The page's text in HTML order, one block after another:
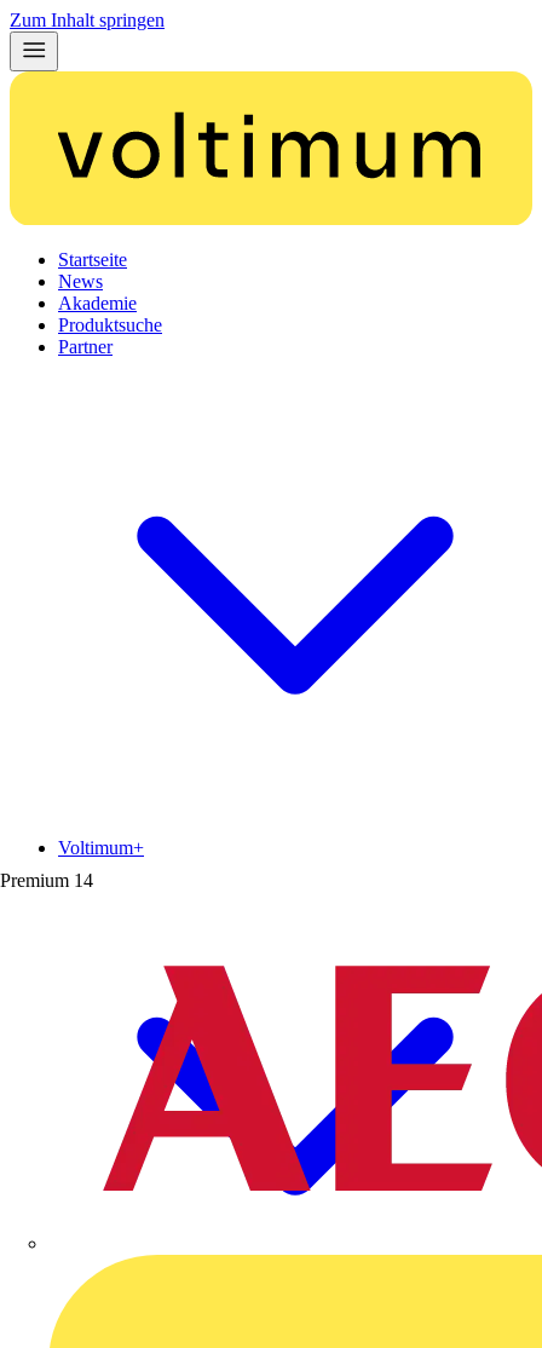
Zum Inhalt springen
Startseite
News
Akademie
Produktsuche
Partner
Premium 14
Voltimum+